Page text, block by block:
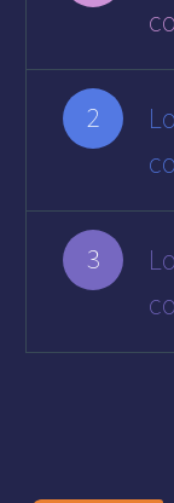
2
3